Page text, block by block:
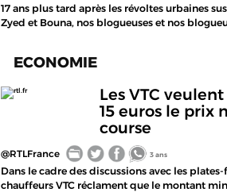
17 ans plus tard après les révoltes urbaines
Zyed et Bouna, nos blogueuses et nos
ECONOMIE
rtl.fr
Les VTC
15 euros le prix
course
@RTLFrance 3 ans
Dans le cadre des discussions avec les
chauffeurs VTC réclament que le montant